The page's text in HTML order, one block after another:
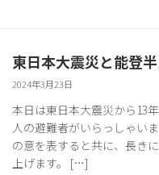
東日本大震災と能登
2024年3月23日
本日は東日本大震災から13
人の避難者がいらっしゃい
の意を表すると共に、長き
上げます。 […]